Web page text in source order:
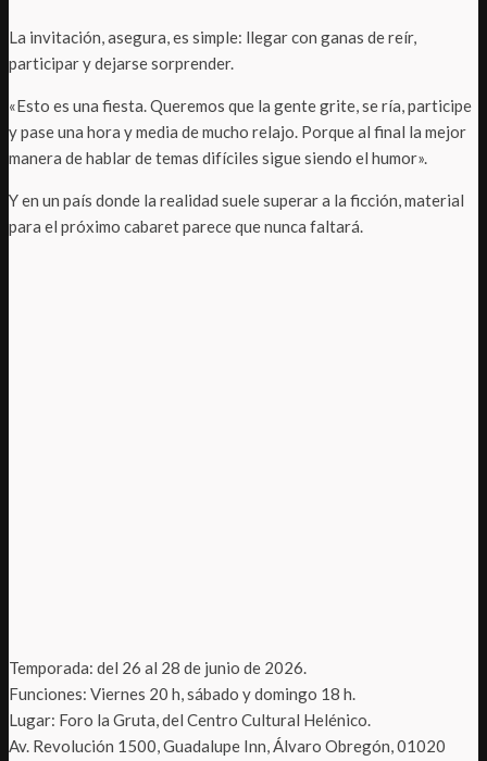
La invitación, asegura, es simple: llegar con ganas de reír,
participar y dejarse sorprender.
«Esto es una fiesta. Queremos que la gente grite, se ría, participe
y pase una hora y media de mucho relajo. Porque al final la mejor
manera de hablar de temas difíciles sigue siendo el humor».
Y en un país donde la realidad suele superar a la ficción, material
para el próximo cabaret parece que nunca faltará.
Temporada: del 26 al 28 de junio de 2026.
Funciones: Viernes 20 h, sábado y domingo 18 h.
Lugar: Foro la Gruta, del Centro Cultural Helénico.
Av. Revolución 1500, Guadalupe Inn, Álvaro Obregón, 01020